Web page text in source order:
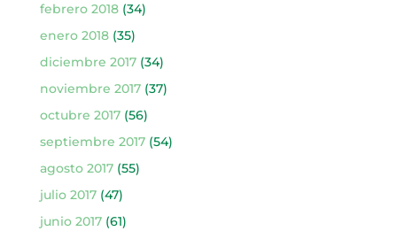
febrero 2018(34)
enero 2018(35)
diciembre 2017(34)
noviembre 2017(37)
octubre 2017(56)
septiembre 2017(54)
agosto 2017(55)
julio 2017(47)
junio 2017(61)